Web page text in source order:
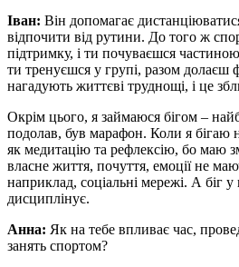
Іван: Він допомагає
відпочити від рутини. До того ж
підтримку, і ти почуваєшся
ти тренуєшся у групі, разом долаєш
нагадують життєві труднощі, і це
Окрім цього, я займаюся бігом –
подолав, був марафон. Коли я бігаю
як медитацію та рефлексію, бо маю
власне життя, почуття, емоції не
наприклад, соціальні мережі. А біг у
дисциплінує.
Анна: Як на тебе впливає час,
занять спортом?